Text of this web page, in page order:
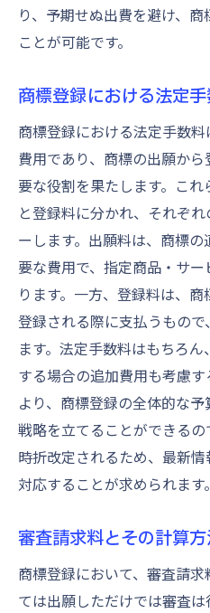
り、予期せぬ出費を避け、
ことが可能です。
商標登録における法定
商標登録における法定手数
費用であり、商標の出願か
要な役割を果たします。こ
と登録料に分かれ、それぞ
ーします。出願料は、商標
要な費用で、指定商品・サ
ります。一方、登録料は、
登録される際に支払うもの
ます。法定手数料はもちろ
する場合の追加費用も考慮
より、商標登録の全体的な
戦略を立てることができる
時折改定されるため、最新
対応することが求められます。
審査請求料とその計算
商標登録において、審査請
ては出願しただけでは審査